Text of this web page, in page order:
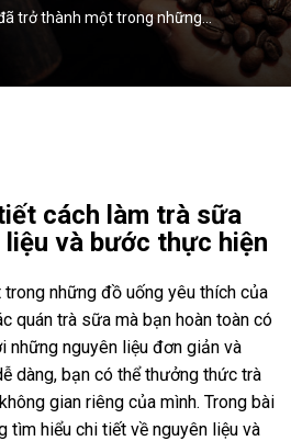
trở thành một trong những…
cách làm trà sữa
liệu và bước thực hiện
những đồ uống yêu thích của
quán trà sữa mà bạn hoàn toàn có
những nguyên liệu đơn giản và
dàng, bạn có thể thưởng thức trà
gian riêng của mình. Trong bài
tìm hiểu chi tiết về nguyên liệu và